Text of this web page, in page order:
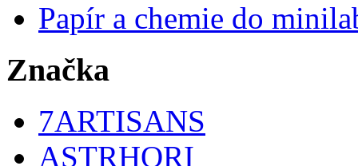
Papír a chemie do
Značka
7ARTISANS
ASTRHORI